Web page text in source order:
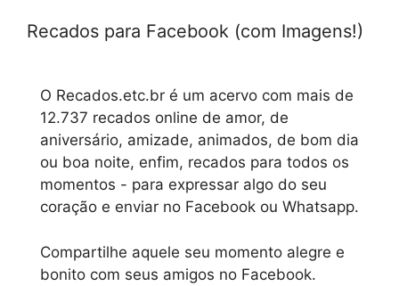
Recados para Facebook (com Imagens!)
O Recados.etc.br é um acervo com mais de
12.737 recados online de amor, de
aniversário, amizade, animados, de bom dia
ou boa noite, enfim, recados para todos os
momentos - para expressar algo do seu
coração e enviar no Facebook ou Whatsapp.
Compartilhe aquele seu momento alegre e
bonito com seus amigos no Facebook.